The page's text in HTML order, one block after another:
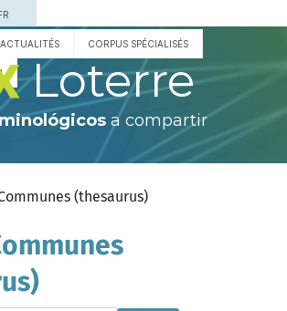
ACTUALITÉS CORPUS SPÉCIALISÉS
Loterre
a compartir
(thesaurus)